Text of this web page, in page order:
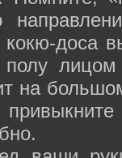
кокю-доса
на